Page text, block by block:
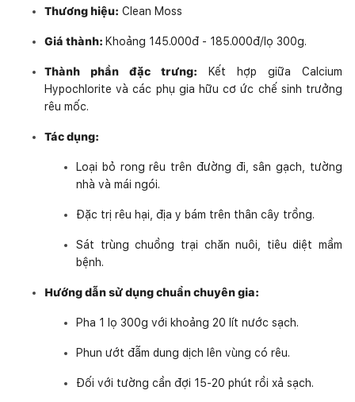
Thương hiệu: Clean Moss
Giá thành: Khoảng 145.000đ - 185.000đ/lọ 300g.
Thành phần đặc trưng: Kết hợp giữa Calcium
Hypochlorite và các phụ gia hữu cơ ức chế sinh trưởng
rêu mốc.
Tác dụng:
Loại bỏ rong rêu trên đường đi, sân gạch, tường
nhà và mái ngói.
Đặc trị rêu hại, địa y bám trên thân cây trồng.
Sát trùng chuồng trại chăn nuôi, tiêu diệt mầm
bệnh.
Hướng dẫn sử dụng chuẩn chuyên gia:
Pha 1 lọ 300g với khoảng 20 lít nước sạch.
Phun ướt đẫm dung dịch lên vùng có rêu.
Đối với tường cần đợi 15-20 phút rồi xả sạch.